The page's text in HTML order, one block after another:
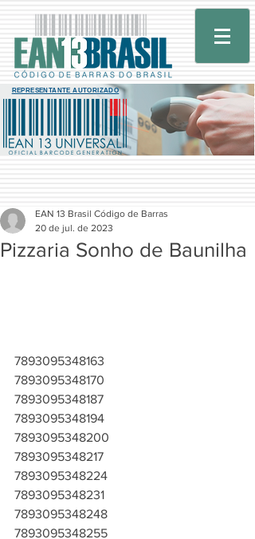
REPRESENTANTE AUTORIZADO
Pizzaria Sonho de Baunilha
EAN 13 Brasil Código de Barras
20 de jul. de 2023
7893095348163
7893095348170
7893095348187
7893095348194
7893095348200
7893095348217
7893095348224
7893095348231
7893095348248
7893095348255